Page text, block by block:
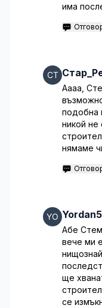
има
Аааа,
подобна
никой не
нямаме
Yordan5
Абе
вече ми
ще
се